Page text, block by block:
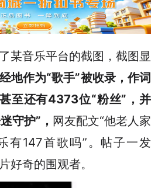
某音乐平台的截图，截图显
地作为“歌手”被收录，作词
至还有4373位“粉丝”，并
守护”， 网友配文“他老人家
有147首歌吗”。帖子一发
好奇的围观者。